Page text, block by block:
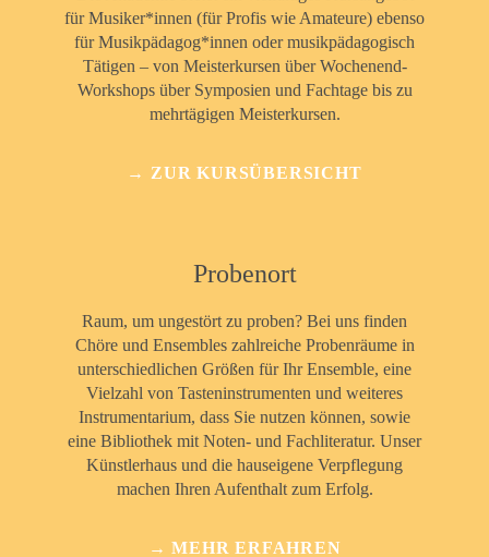
für Musiker*innen (für Profis wie Amateure) ebenso
für Musikpädagog*innen oder musikpädagogisch
Tätigen – von Meisterkursen über Wochenend-
Workshops über Symposien und Fachtage bis zu
mehrtägigen Meisterkursen.
→ ZUR KURSÜBERSICHT
Probenort
Raum, um ungestört zu proben? Bei uns finden
Chöre und Ensembles zahlreiche Probenräume in
unterschiedlichen Größen für Ihr Ensemble, eine
Vielzahl von Tasteninstrumenten und weiteres
Instrumentarium, dass Sie nutzen können, sowie
eine Bibliothek mit Noten- und Fachliteratur. Unser
Künstlerhaus und die hauseigene Verpflegung
machen Ihren Aufenthalt zum Erfolg.
→ MEHR ERFAHREN